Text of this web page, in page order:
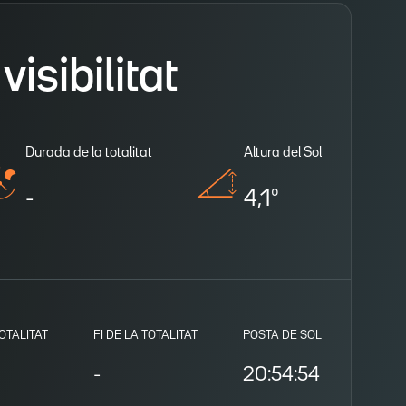
visibilitat
Durada de la totalitat
-
Altura del Sol
4,1º
FI DE LA TOTALITAT
-
POSTA DE SOL
20:54:54